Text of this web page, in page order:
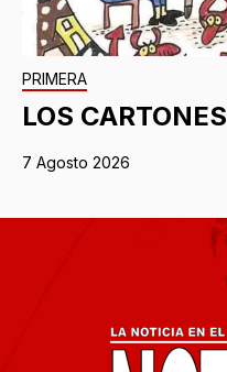
PRIMERA
LOS CARTONES
7 Agosto 2026